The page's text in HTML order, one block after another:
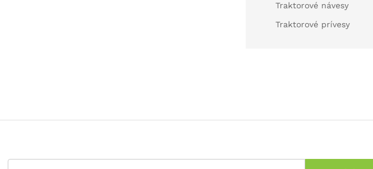
Traktorové návesy
Traktorové prívesy